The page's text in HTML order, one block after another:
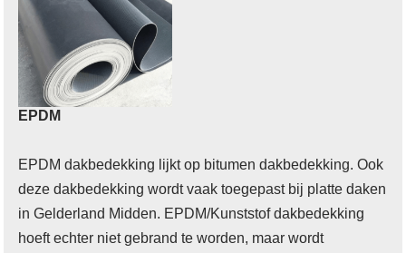
EPDM
EPDM dakbedekking lijkt op bitumen dakbedekking. Ook
deze dakbedekking wordt vaak toegepast bij platte daken
in Gelderland Midden. EPDM/Kunststof dakbedekking
hoeft echter niet gebrand te worden, maar wordt